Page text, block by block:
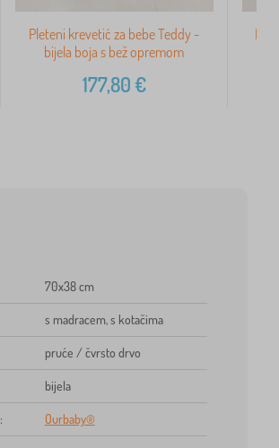
Pleteni krevetić za bebe Teddy -
bijela boja s bež opremom
177,80€
70x38 cm
s madracem, s kotačima
pruće / čvrsto drvo
bijela
: Ourbaby®